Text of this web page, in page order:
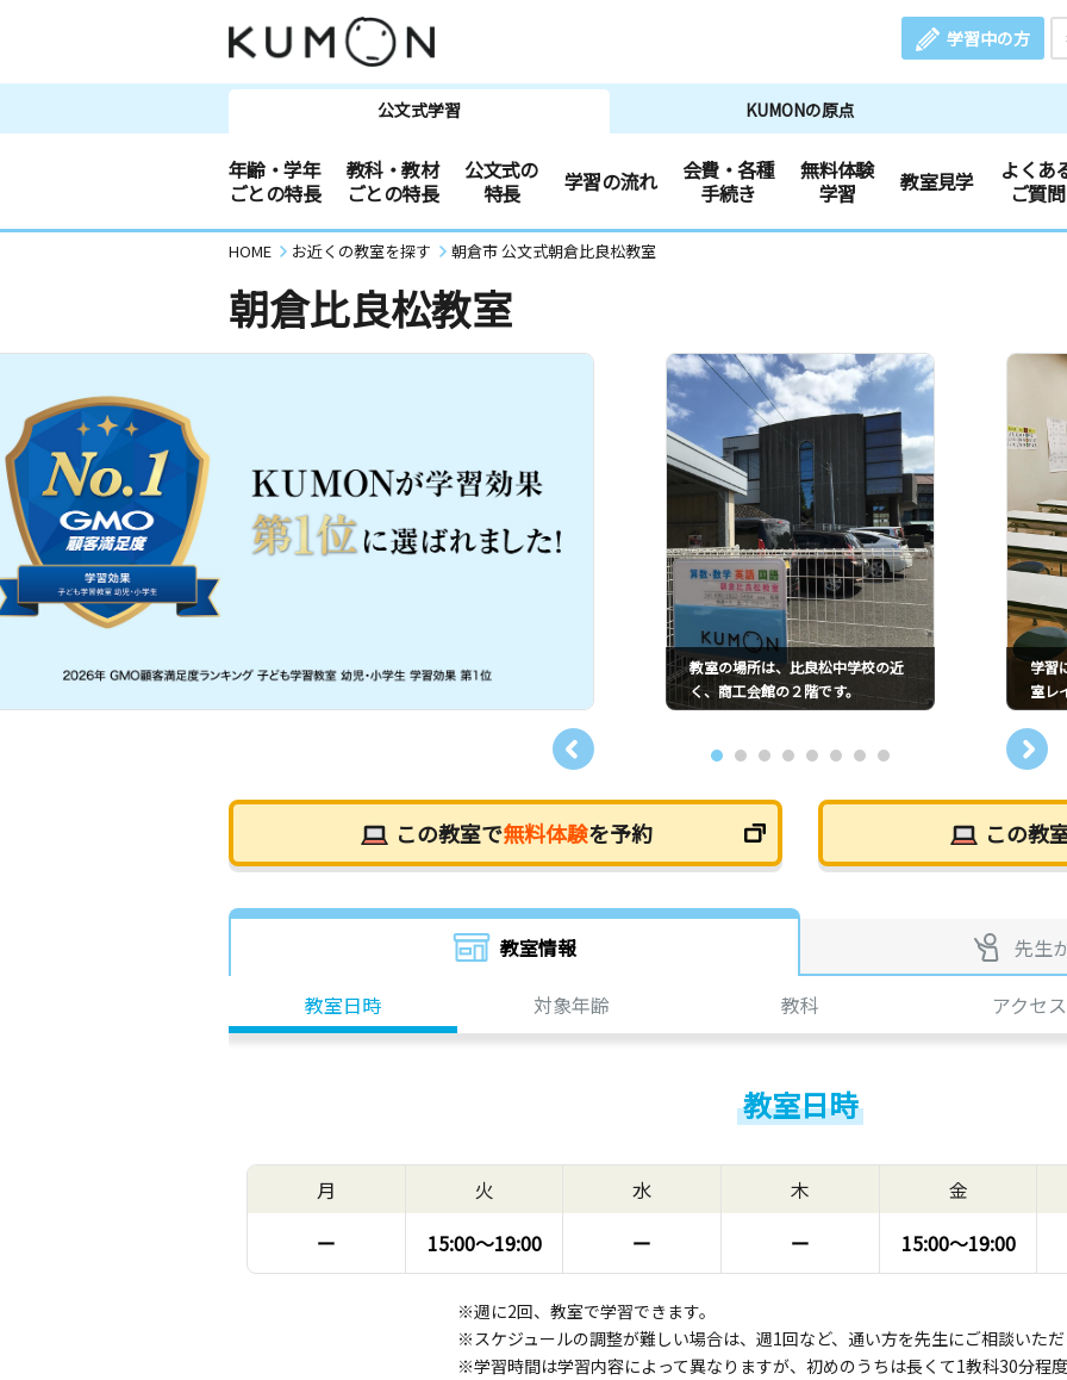
学習中の方
公文式学習 KUMONの原点
年齢・学年
ごとの特長
教科・教材
ごとの特長
公文式の
特長
学習の流れ
会費・各種
手続き
無料体験
学習
教室見学
よくあ
ご質問
HOME お近くの教室を探す 朝倉市 公文式朝倉比良松教室
朝倉比良松教室
教室の場所は、比良松中学校の近
く、商工会館の２階です。
学習
室レ
この教室で無料体験を予約 この教
教室情報
先生
教室日時
対象年齢 教科 アクセス
教室日時
月
ー
火
15:00〜19:00
水
ー
木
ー
金
15:00〜19:00
※週に2回、教室で学習できます。
※スケジュールの調整が難しい場合は、週1回など、通い方を先生にご相談いた
※学習時間は学習内容によって異なりますが、初めのうちは長くて1教科30分程